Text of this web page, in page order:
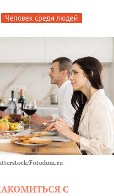
Человек среди людей
Fotodom.ru
С